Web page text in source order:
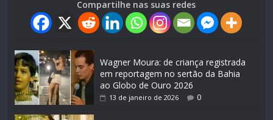
Compartilhe nas suas redes
Wagner Moura: de criança registrada
em reportagem no sertão da Bahia
ao Globo de Ouro 2026
13 de janeiro de 2026 0